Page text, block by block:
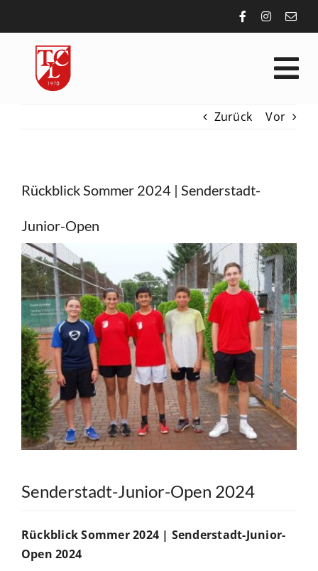
springen
ALLGEMEIN
KONTAKT
BUCHUNGSSYSTEM
Suche
nach:
Zurück Vor
Rückblick Sommer 2024 | Senderstadt-
Junior-Open
Zeige
grösseres
Bild
Senderstadt-Junior-Open 2024
Rückblick Sommer 2024 | Senderstadt-Junior-
Open 2024